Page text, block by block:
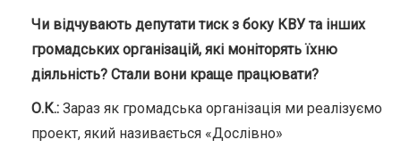
Чи відчувають депутати тиск з боку КВУ та інших
громадських організацій, які моніторять їхню
діяльність? Стали вони краще працювати?
О.К.: Зараз як громадська організація ми реалізуємо
проект, який називається «Дослівно»